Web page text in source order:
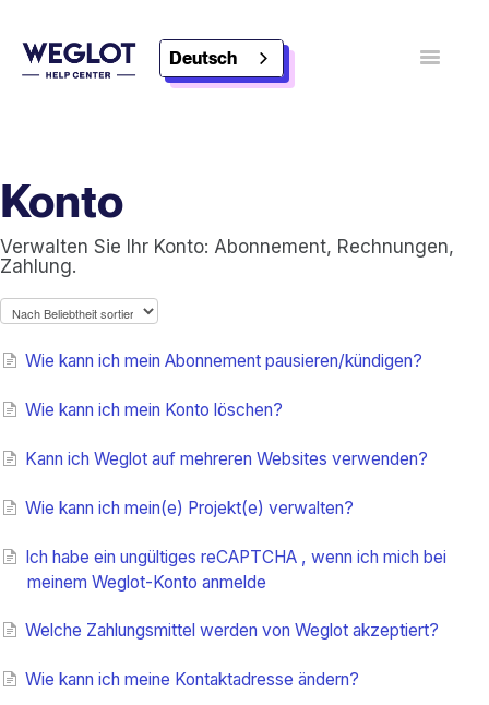
Deutsch
Konto
Verwalten Sie Ihr Konto: Abonnement, Rechnungen,
Zahlung.
Wie kann ich mein Abonnement pausieren/kündigen?
Wie kann ich mein Konto löschen?
Kann ich Weglot auf mehreren Websites verwenden?
Wie kann ich mein(e) Projekt(e) verwalten?
Ich habe ein ungültiges reCAPTCHA , wenn ich mich bei
meinem Weglot-Konto anmelde
Welche Zahlungsmittel werden von Weglot akzeptiert?
Wie kann ich meine Kontaktadresse ändern?